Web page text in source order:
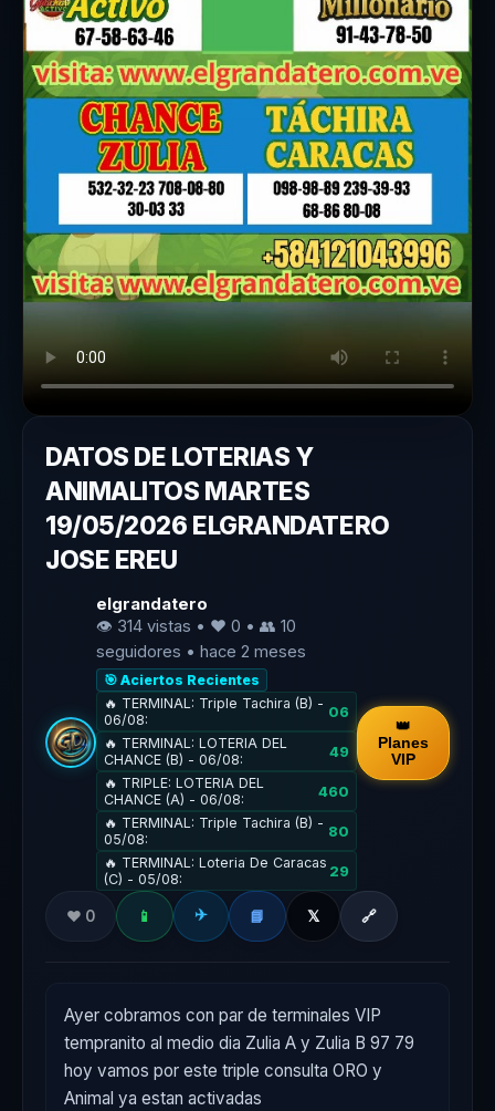
DATOS DE LOTERIAS Y
ANIMALITOS MARTES
19/05/2026 ELGRANDATERO
JOSE EREU
elgrandatero
👁 314 vistas • ❤️ 0 • 👥 10
seguidores • hace 2 meses
🎯 Aciertos Recientes
🔥 TERMINAL: Triple Tachira (B) -
06/08:
06
🔥 TERMINAL: LOTERIA DEL
CHANCE (B) - 06/08:
49
🔥 TRIPLE: LOTERIA DEL
CHANCE (A) - 06/08:
460
🔥 TERMINAL: Triple Tachira (B) -
05/08:
80
🔥 TERMINAL: Loteria De Caracas
(C) - 05/08:
29
👑
Planes
VIP
❤️ 0 📱 ✈️ 📘 𝕏 🔗
Ayer cobramos con par de terminales VIP
tempranito al medio dia Zulia A y Zulia B 97 79
hoy vamos por este triple consulta ORO y
Animal ya estan activadas